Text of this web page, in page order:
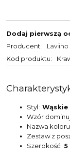
Dodaj pierwszą
Producent:
Laviino
Kod produktu:
Styl Wąskie
Wzór
Nazwa
Zestaw z
Szerokość 5